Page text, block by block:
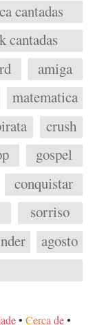
cantadas
cantadas
amiga
matematica
crush
gospel
conquistar
sorriso
agosto
• Cerca de•